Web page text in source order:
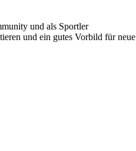
und als Sportler
und ein gutes Vorbild für neue